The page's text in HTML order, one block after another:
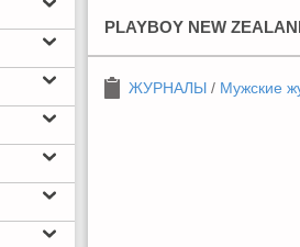
PLAYBOY NEW
ЖУРНАЛЫ / Мужские